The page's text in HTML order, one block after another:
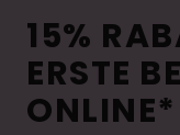
15%
ERSTE
ONLINE*